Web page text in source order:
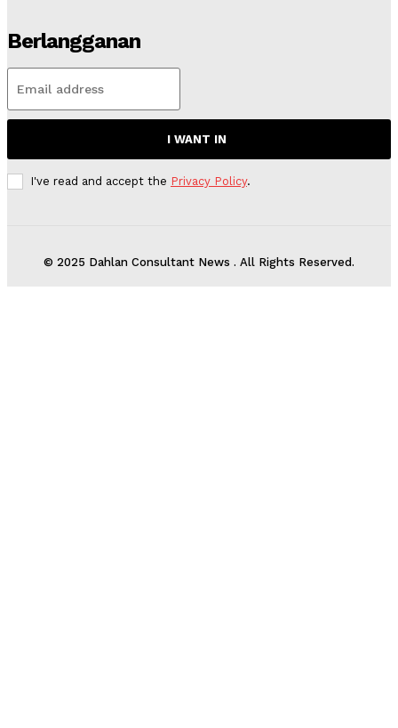
Berlangganan
I WANT IN
I've read and accept the Privacy Policy.
© 2025 Dahlan Consultant News . All Rights Reserved.